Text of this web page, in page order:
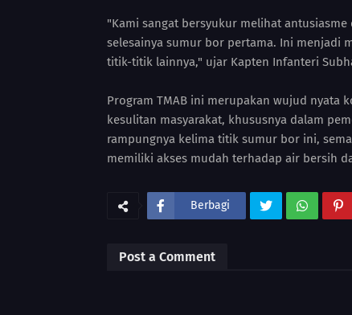
"Kami sangat bersyukur melihat
selesainya sumur bor pertama. Ini menjadi
titik-titik lainnya," ujar Kapten Infanteri
Program TMAB ini merupakan wujud nyata
kesulitan masyarakat, khususnya dalam
rampungnya kelima titik sumur bor ini,
memiliki akses mudah terhadap air bersih
Berbagi
Post a Comment